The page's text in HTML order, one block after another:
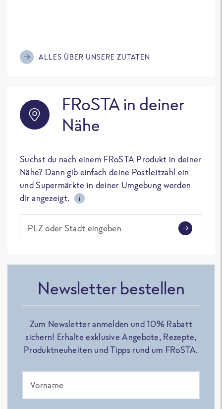
ALLES ÜBER UNSERE ZUTATEN
FRoSTA in deiner
Nähe
Suchst du nach einem FRoSTA Produkt in deiner
Nähe? Dann gib einfach deine Postleitzahl ein
und Supermärkte in deiner Umgebung werden
dir angezeigt.
i
PLZ oder Stadt eingeben
Newsletter bestellen
Zum Newsletter anmelden und 10% Rabatt
sichern! Erhalte exklusive Angebote, Rezepte,
Produktneuheiten und Tipps rund um FRoSTA.
Vorname